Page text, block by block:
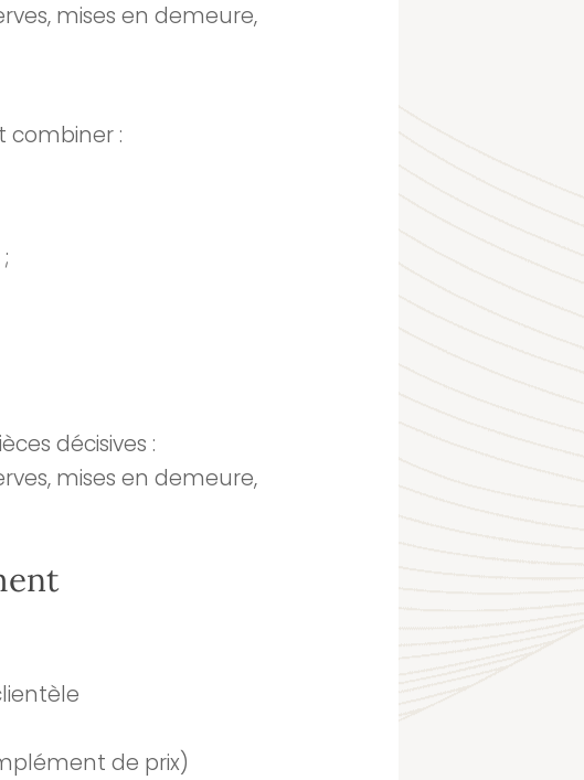
mises en demeure,
combiner :
décisives :
mises en demeure,
de prix)